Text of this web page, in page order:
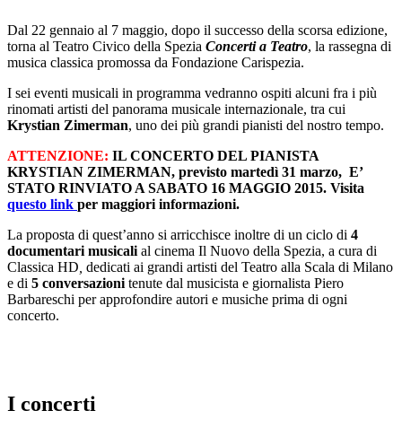
Dal 22 gennaio al 7 maggio, dopo il successo della scorsa edizione,
torna al Teatro Civico della Spezia Concerti a Teatro, la rassegna di
musica classica promossa da Fondazione Carispezia.
I sei eventi musicali in programma vedranno ospiti alcuni fra i più
rinomati artisti del panorama musicale internazionale, tra cui
Krystian Zimerman, uno dei più grandi pianisti del nostro tempo.
ATTENZIONE: IL CONCERTO DEL PIANISTA
KRYSTIAN ZIMERMAN, previsto martedì 31 marzo, E’
STATO RINVIATO A SABATO 16 MAGGIO 2015. Visita
questo link per maggiori informazioni.
La proposta di quest’anno si arricchisce inoltre di un ciclo di 4
documentari musicali al cinema Il Nuovo della Spezia, a cura di
Classica HD dedicati ai grandi artisti del Teatro alla Scala di Milano
e di 5 conversazioni tenute dal musicista e giornalista Piero
Barbareschi per approfondire autori e musiche prima di ogni
concerto.
I concerti